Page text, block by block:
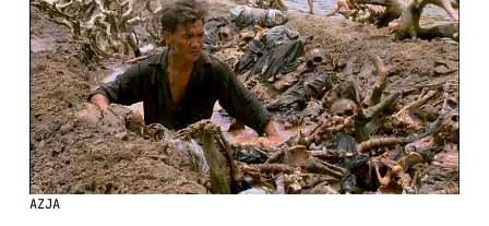
AZJA